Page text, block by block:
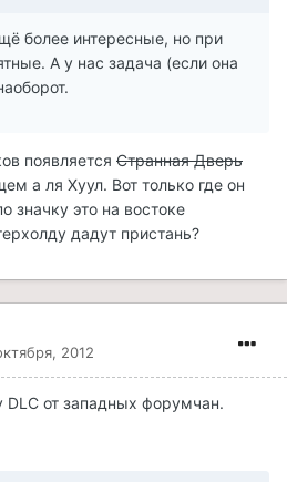
более интересные, но при
А у нас задача (если она
появляется Странная Дверь
а ля Хуул. Вот только где он
значку это на востоке
дадут пристань?
2012
от западных форумчан.